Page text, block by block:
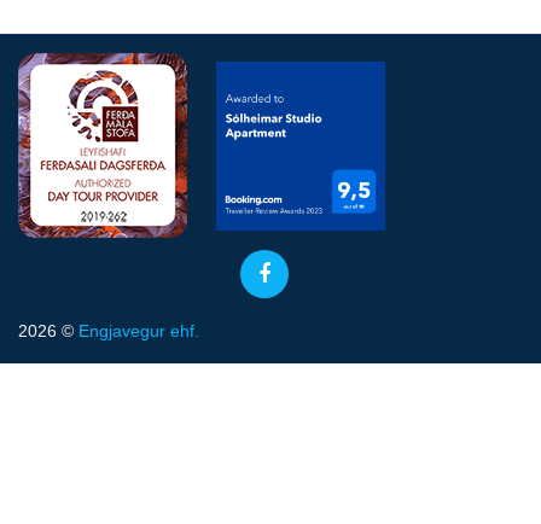
2026 © Engjavegur ehf.